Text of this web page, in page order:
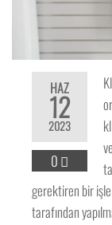
HAZ
12
2023
0
gerektiren bir
tarafından